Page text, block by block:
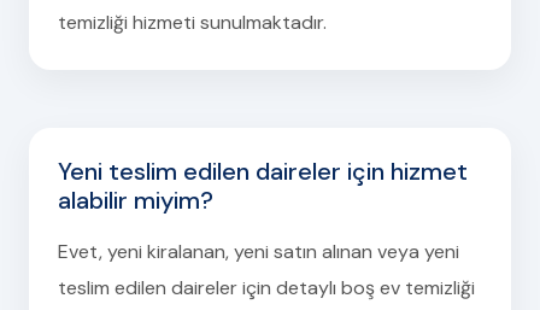
temizliği hizmeti sunulmaktadır.
Yeni teslim edilen daireler için hizmet
alabilir miyim?
Evet, yeni kiralanan, yeni satın alınan veya yeni
teslim edilen daireler için detaylı boş ev temizliği